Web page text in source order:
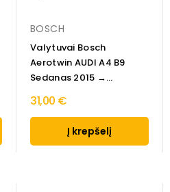
BOSCH
Valytuvai Bosch
Aerotwin AUDI A4 B9
Sedanas 2015 →
31,00 €
Į krepšelį